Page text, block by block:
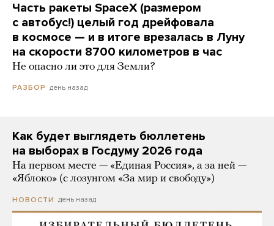
Часть ракеты SpaceX (размером
с автобус!) целый год дрейфовала
в космосе — и в итоге врезалась в Луну
на скорости 8700 километров в час
Не опасно ли это для Земли?
РАЗБОР день назад
Как будет выглядеть бюллетень
на выборах в Госдуму 2026 года
На первом месте — «Единая Россия», а за ней —
«Яблоко» (с лозунгом «За мир и свободу»)
НОВОСТИ день назад